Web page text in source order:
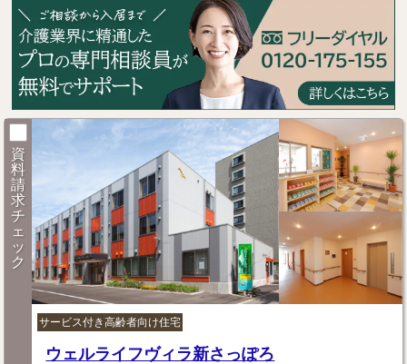
資
料
請
求
チ
ェ
ッ
ク
サービス付き高齢者向け住宅
ウェルライフヴィラ新さっぽろ